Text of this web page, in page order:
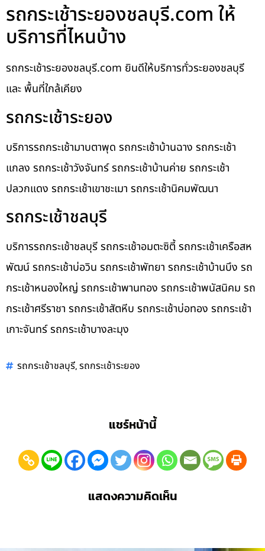
รถกระเช้าระยองชลบุรี.com ให้
บริการที่ไหนบ้าง
รถกระเช้าระยองชลบุรี.com ยินดีให้บริการทั่วระยองชลบุรี
และ พื้นที่ใกล้เคียง
รถกระเช้าระยอง
บริการรถกระเช้ามาบตาพุด รถกระเช้าบ้านฉาง รถกระเช้า
แกลง รถกระเช้าวังจันทร์ รถกระเช้าบ้านค่าย รถกระเช้า
ปลวกแดง รถกระเช้าเขาชะเมา รถกระเช้านิคมพัฒนา
รถกระเช้าชลบุรี
บริการรถกระเช้าชลบุรี รถกระเช้าอมตะซิตี้ รถกระเช้าเครือสห
พัฒน์ รถกระเช้าบ่อวิน รถกระเช้าพัทยา รถกระเช้าบ้านบึง รถ
กระเช้าหนองใหญ่ รถกระเช้าพานทอง รถกระเช้าพนัสนิคม รถ
กระเช้าศรีราชา รถกระเช้าสัตหีบ รถกระเช้าบ่อทอง รถกระเช้า
เกาะจันทร์ รถกระเช้าบางละมุง
รถกระเช้าชลบุรี,รถกระเช้าระยอง
แชร์หน้านี้
แสดงความคิดเห็น